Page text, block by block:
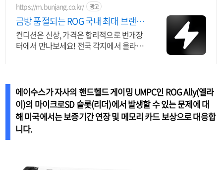
https://m.bunjang.co.kr/ 광고
금방 품절되는 ROG 국내 최대 브랜드
중고거래
컨디션은 신상, 가격은 합리적으로 번개장
터에서 만나보세요! 전국 각지에서 올라오
에이수스가 자사의 핸드헬드 게이밍 UMPC인 ROG Ally(엘라
이)의 마이크로SD 슬롯(리더)에서 발생할 수 있는 문제에 대
해 미국에서는 보증기간 연장 및 메모리 카드 보상으로 대응합
니다.